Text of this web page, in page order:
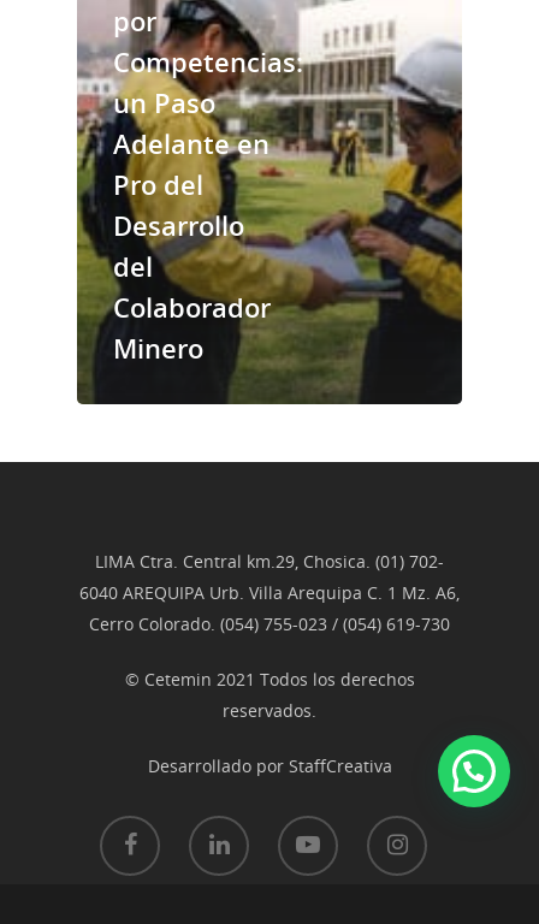
por
Competencias:
un Paso
Adelante en
Pro del
Desarrollo
del
Colaborador
Minero
LIMA Ctra. Central km.29, Chosica. (01) 702-
6040 AREQUIPA Urb. Villa Arequipa C. 1 Mz. A6,
Cerro Colorado. (054) 755-023 / (054) 619-730
© Cetemin 2021 Todos los derechos
reservados.
Desarrollado por StaffCreativa
Noticias